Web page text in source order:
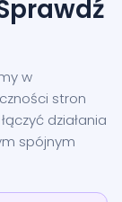
w
stron
działania
spójnym